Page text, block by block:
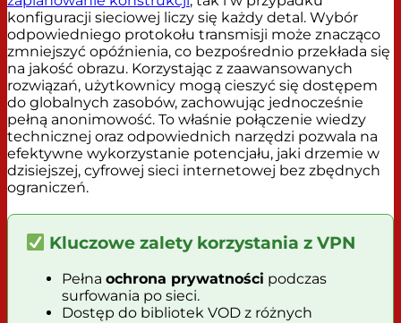
konfiguracji sieciowej liczy się każdy detal. Wybór
odpowiedniego protokołu transmisji może znacząco
zmniejszyć opóźnienia, co bezpośrednio przekłada się
na jakość obrazu. Korzystając z zaawansowanych
rozwiązań, użytkownicy mogą cieszyć się dostępem
do globalnych zasobów, zachowując jednocześnie
pełną anonimowość. To właśnie połączenie wiedzy
technicznej oraz odpowiednich narzędzi pozwala na
efektywne wykorzystanie potencjału, jaki drzemie w
dzisiejszej, cyfrowej sieci internetowej bez zbędnych
ograniczeń.
Kluczowe zalety korzystania z VPN
Pełna ochrona prywatności podczas
surfowania po sieci.
Dostęp do bibliotek VOD z różnych